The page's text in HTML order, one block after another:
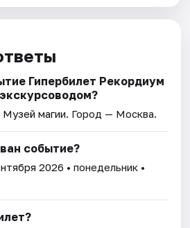
Гипербилет Рекордиум
Музей магии. Город — Москва.
событие?
2026 • понедельник •